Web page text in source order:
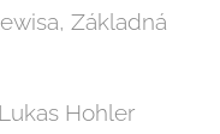
Základná
Hohler